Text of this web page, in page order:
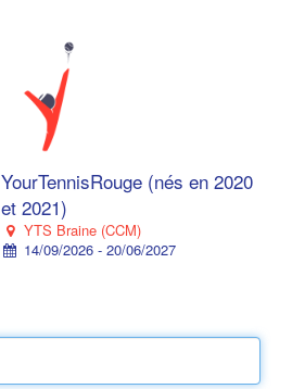
YourTennisRouge (nés en 2020
et 2021)
YTS Braine (CCM)
14/09/2026 - 20/06/2027